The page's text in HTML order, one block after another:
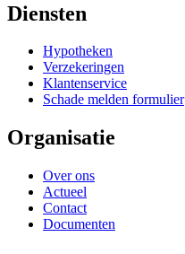
Diensten
Hypotheken
Verzekeringen
Klantenservice
Schade melden formulier
Organisatie
Over ons
Actueel
Contact
Documenten